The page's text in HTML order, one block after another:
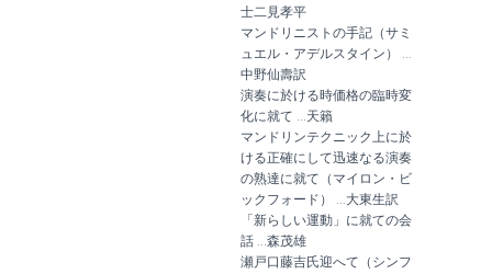
士二見孝平
マンドリニストの手記（サミ
ュエル・アデルスタイン） ...
中野仙壽訳
演奏に於ける時価格の臨時変
化に就て ...天籟
マンドリンテクニック上に於
ける正確にして迅速なる演奏
の熟達に就て（マイロン・ビ
ックフォード） ...大東生訳
「新らしい運動」に就ての会
話 ...森茂雄
瀬戸口藤吉氏迎へて（シンフ